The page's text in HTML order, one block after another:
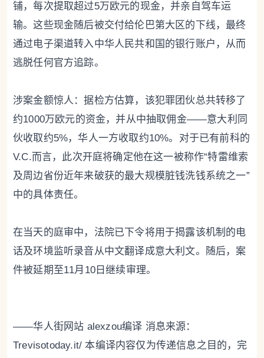
铺，每次提取超过5万欧元的现金，并亲自驾车运
输。这些现金随后被交付给伦巴第大区的下线，最终
通过电子渠道转入中华人民共和国的银行账户，从而
逃脱任何官方追踪。
涉案金额惊人：据检方估算，该犯罪团伙总共转移了
约1000万欧元的资金，并从中抽取佣金——意大利同
伙收取约5%，华人一方收取约10%。对于已有前科的
V.C.而言，此次开庭将确定他在这一被称作“特雷维索
及周边省份近年来破获的最大规模脏钱洗钱系统之一”
中的具体责任。
在当天的庭审中，法院已下令将用于揭露该机制的电
话及环境监听录音从中文翻译成意大利文。随后，案
件被延期至11月10日继续审理。
——华人街网站 alexzou编译 消息来源：
Trevisotoday.it/ 本编译内容仅为传递信息之目的，完